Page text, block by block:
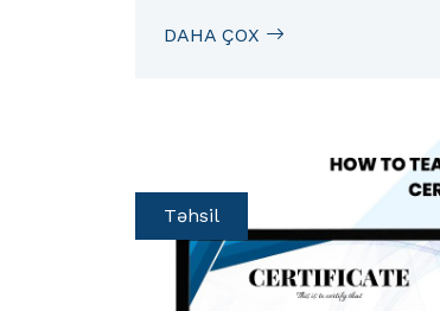
DAHA ÇOX
Təhsil